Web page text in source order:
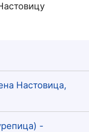
Настовица,
-